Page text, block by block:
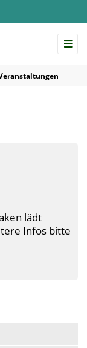
lädt
Infos bitte